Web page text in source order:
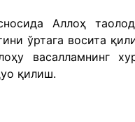
Аллоҳ
ўртага восита
васалламнинг
қилиш.